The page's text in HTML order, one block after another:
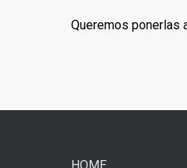
Queremos ponerlas